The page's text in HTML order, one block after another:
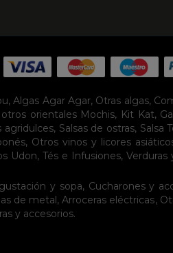
,Algas Agar Agar, Otras algas,
orientales Mochis, Kit Kat,
agridulces, Salsas de ostras, Salsa
, Otros vinos y licores
Udon, Tés e Infusiones, Verduras
y sopa, Cucharones y
de metal,Arroceras eléctricas,
y accesorios.